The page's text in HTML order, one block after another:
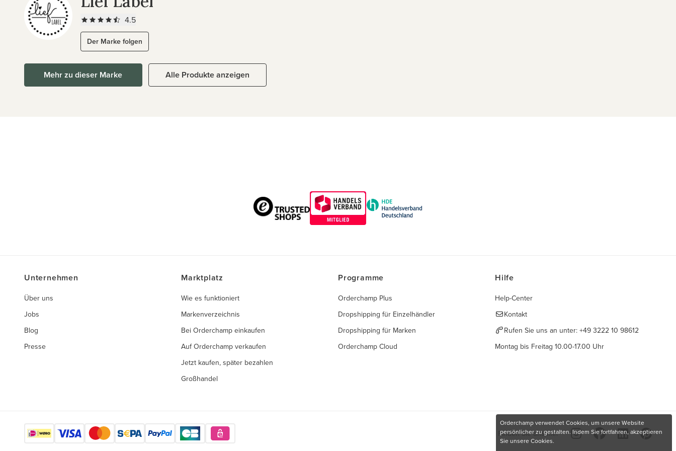
4.5
Der Marke folgen
Mehr zu dieser Marke Alle Produkte anzeigen
Unternehmen
Über uns
Jobs
Blog
Presse
Marktplatz
Wie es funktioniert
Markenverzeichnis
Bei Orderchamp einkaufen
Auf Orderchamp verkaufen
Jetzt kaufen, später bezahlen
Großhandel
Programme
Orderchamp Plus
Dropshipping für Einzelhändler
Dropshipping für Marken
Orderchamp Cloud
Hilfe
Help-Center
Kontakt
Rufen Sie uns an unter: +49 3222 10 98612
Montag bis Freitag 10.00-17.00 Uhr
Finden Sie uns hier
Orderchamp verwendet Cookies, um unsere Website
persönlicher zu gestalten. Indem Sie fortfahren, akzeptieren
Sie unsere Cookies.